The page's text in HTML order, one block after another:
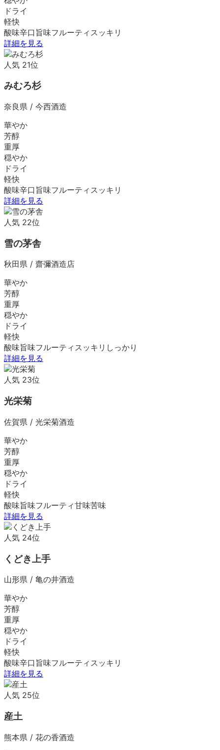
ドライ
軽快
酸味辛口 旨味フルーティ スッキリ
詳細を見る
人気 21位
みむろ杉
奈良県 / 今西酒造
華やか
芳醇
重厚
穏やか
ドライ
軽快
酸味辛口 旨味フルーティ スッキリ
詳細を見る
人気 22位
雪の茅舎
秋田県 / 齋彌酒造店
華やか
芳醇
重厚
穏やか
ドライ
軽快
酸味旨味フルーティ スッキリ しっかり
詳細を見る
人気 23位
光栄菊
佐賀県 / 光栄菊酒造
華やか
芳醇
重厚
穏やか
ドライ
軽快
酸味旨味フルーティ甘味苦味
詳細を見る
人気 24位
くどき上手
山形県 / 亀の井酒造
華やか
芳醇
重厚
穏やか
ドライ
軽快
酸味辛口 旨味フルーティ スッキリ
詳細を見る
人気 25位
産土
熊本県 / 花の香酒造